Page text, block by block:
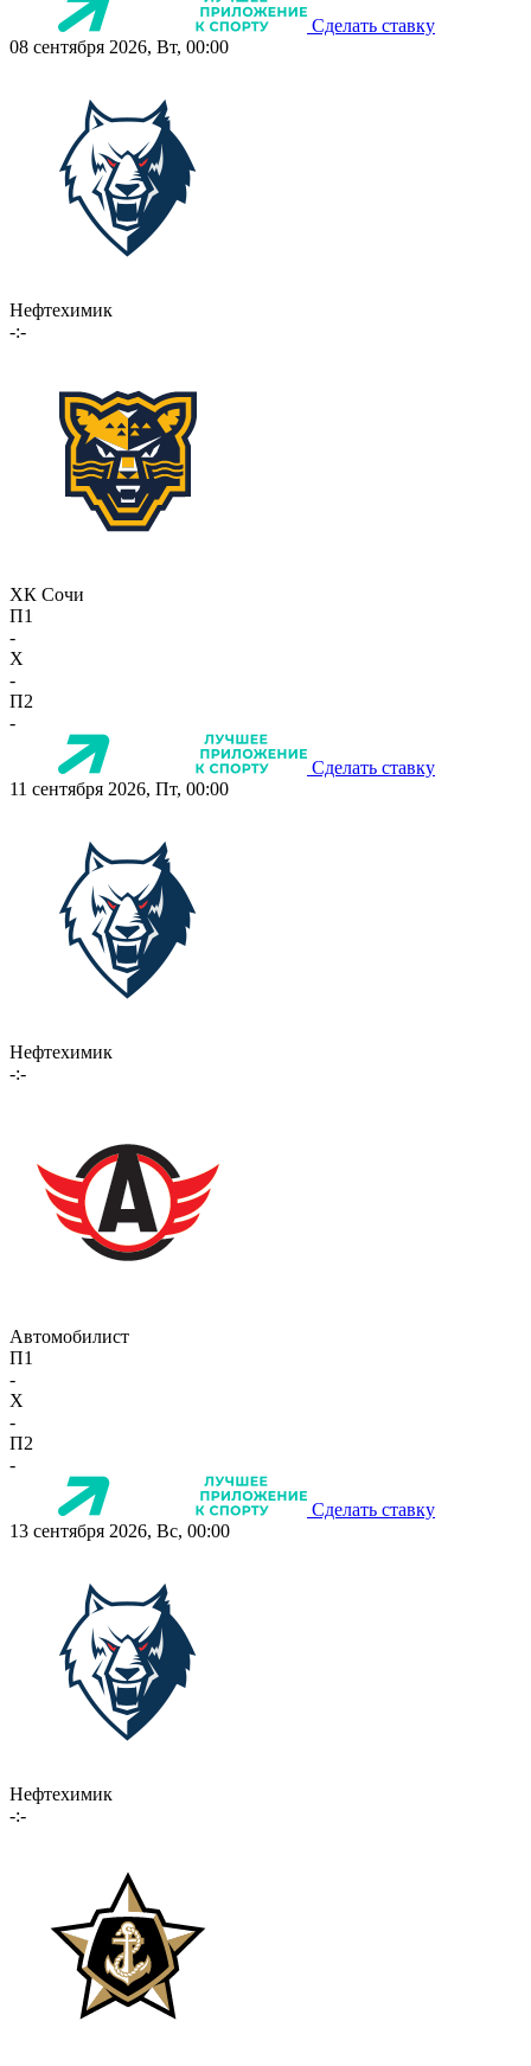
Сделать ставку
08 сентября 2026, Вт, 00:00
Нефтехимик
-:-
ХК Сочи
П1
-
X
-
П2
-
Сделать ставку
11 сентября 2026, Пт, 00:00
Нефтехимик
-:-
Автомобилист
П1
-
X
-
П2
-
Сделать ставку
13 сентября 2026, Вс, 00:00
Нефтехимик
-:-